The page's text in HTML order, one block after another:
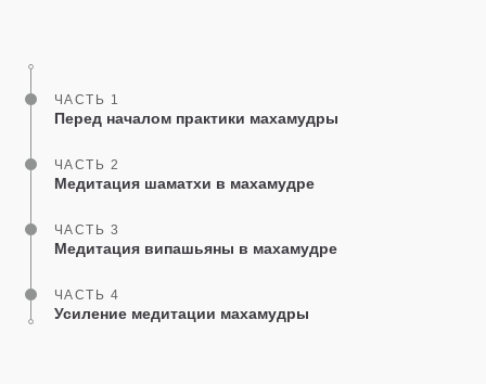
ЧАСТЬ 1
Перед началом практики махамудры
ЧАСТЬ 2
Медитация шаматхи в махамудре
ЧАСТЬ 3
Медитация випашьяны в махамудре
ЧАСТЬ 4
Усиление медитации махамудры